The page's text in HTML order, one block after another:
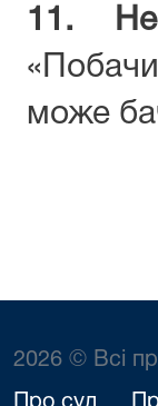
11. Не
може
2026 © Всі